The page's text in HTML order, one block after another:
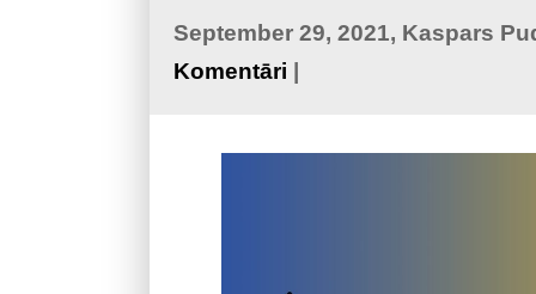
September 29, 2021, Kaspars
Komentāri